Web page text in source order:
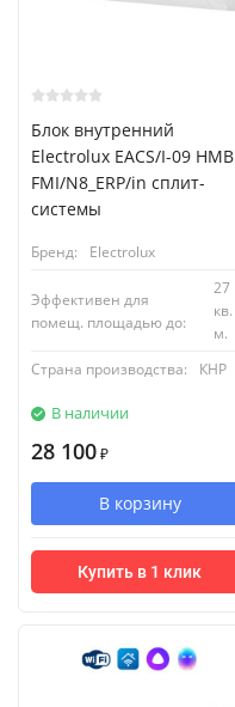
Блок внутренний
Electrolux EACS/I-09 HMB
FMI/N8_ERP/in сплит-
системы
Бренд: Electrolux
Эффективен для
помещ. площадью до:
27
кв.
м.
Страна производства:
КНР
В наличии
28 100 ₽
В корзину
Купить в 1 клик